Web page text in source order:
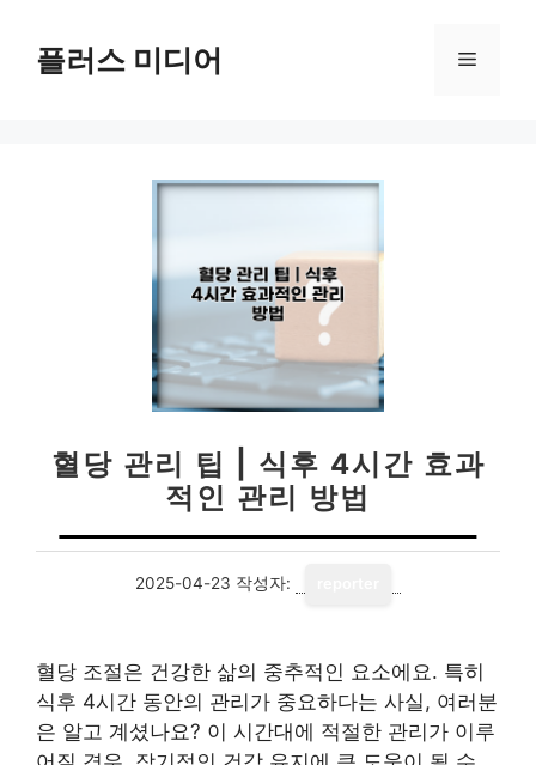
플러스 미디어 메
혈당 관리 팁 | 식후 4시간 효과
적인 관리 방법
2025-04-23 작성자:
혈당 조절은 건강한 삶의 중추적인 요소에요. 특히
식후 4시간 동안의 관리가 중요하다는 사실, 여러분
은 알고 계셨나요? 이 시간대에 적절한 관리가 이루